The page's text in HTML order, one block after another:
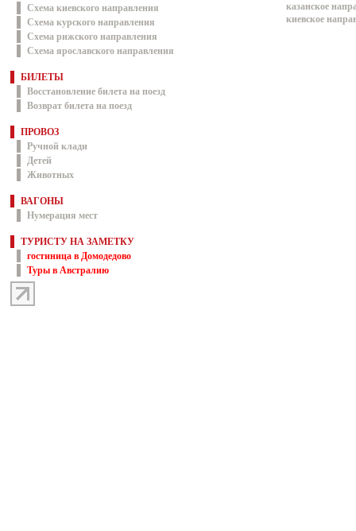
Схема киевского направления
Схема курского направления
Схема рижского направления
Схема ярославского направления
БИЛЕТЫ
Восстановление билета на поезд
Возврат билета на поезд
ПРОВОЗ
Ручной клади
Детей
Животных
ВАГОНЫ
Нумерация мест
ТУРИСТУ НА ЗАМЕТКУ
гостиница в Домодедово
Туры в Австралию
казанское
киевское